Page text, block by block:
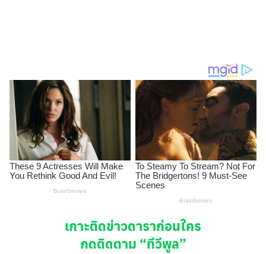
เกาะติดข่าวดาราก่อนใคร
กดติดตาม “ทีวีพูล”